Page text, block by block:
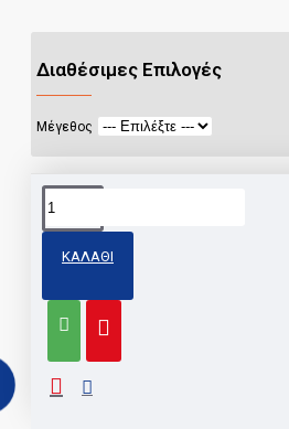
Διαθέσιμες Επιλογές
Μέγεθος
ΚΑΛΆΘΙ
Share
Ετικέτες:
ΠΑΡΌΜΙΑ ΠΡΟΙΌΝΤΑ